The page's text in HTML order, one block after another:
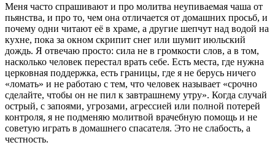
Меня часто спрашивают и про молитва неупиваемая чаша от
пьянства, и про то, чем она отличается от домашних просьб, и
почему одни читают её в храме, а другие шепчут над водой на
кухне, пока за окном скрипит снег или шумит июльский
дождь. Я отвечаю просто: сила не в громкости слов, а в том,
насколько человек перестал врать себе. Есть места, где нужна
церковная поддержка, есть границы, где я не берусь ничего
«ломать» и не работаю с тем, что человек называет «срочно
сделайте, чтобы он не пил к завтрашнему утру». Когда случай
острый, с запоями, угрозами, агрессией или полной потерей
контроля, я не подменяю молитвой врачебную помощь и не
советую играть в домашнего спасателя. Это не слабость, а
честность.